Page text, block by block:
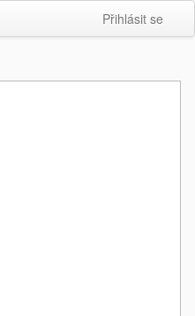
Přihlásit se